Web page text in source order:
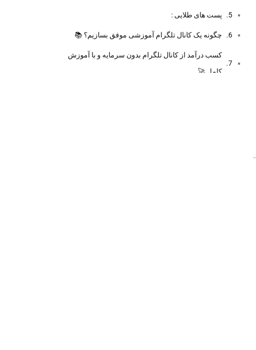
پست های طلایی :
چگونه یک کانال تلگرام آموزشی موفق بسازیم؟ 📚
کسب درآمد از کانال تلگرام بدون سرمایه و با آموزش
کامل 🚀